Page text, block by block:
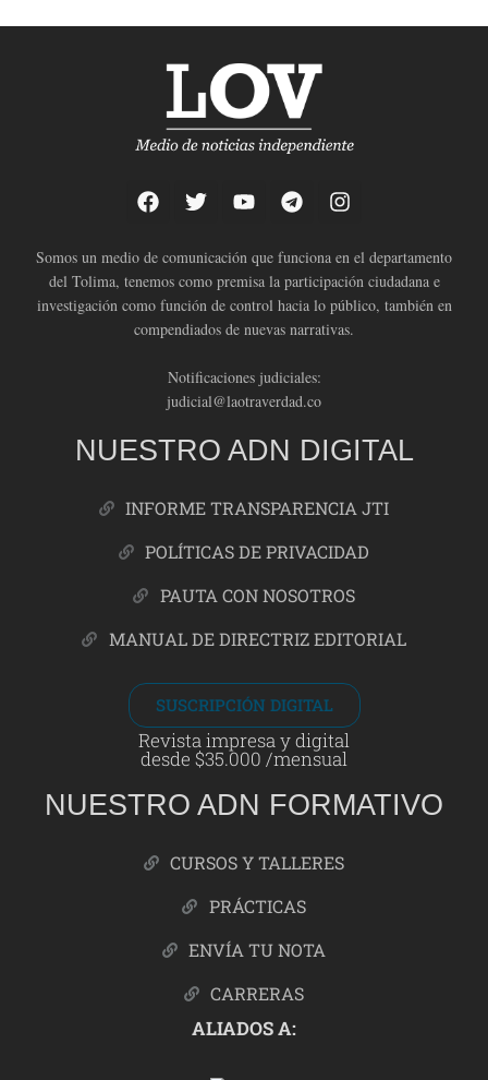
Somos un medio de comunicación que funciona en el departamento
del Tolima, tenemos como premisa la participación ciudadana e
investigación como función de control hacia lo público, también en
compendiados de nuevas narrativas.
Notificaciones judiciales:
judicial@laotraverdad.co
NUESTRO ADN DIGITAL
INFORME TRANSPARENCIA JTI
POLÍTICAS DE PRIVACIDAD
PAUTA CON NOSOTROS
MANUAL DE DIRECTRIZ EDITORIAL
SUSCRIPCIÓN DIGITAL
Revista impresa y digital
desde $35.000 /mensual
NUESTRO ADN FORMATIVO
CURSOS Y TALLERES
PRÁCTICAS
ENVÍA TU NOTA
CARRERAS
ALIADOS A: